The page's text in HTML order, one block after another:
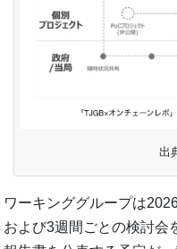
出
ワーキンググループは
および3週間ごとの検討会